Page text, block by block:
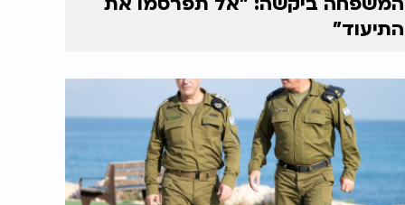
התיעוד"